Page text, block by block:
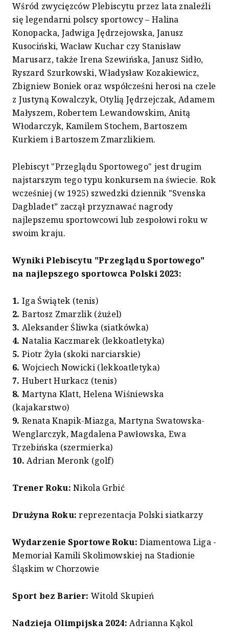
Wśród zwycięzców Plebiscytu przez lata znaleźli
się legendarni polscy sportowcy – Halina
Konopacka, Jadwiga Jędrzejowska, Janusz
Kusociński, Wacław Kuchar czy Stanisław
Marusarz, także Irena Szewińska, Janusz Sidło,
Ryszard Szurkowski, Władysław Kozakiewicz,
Zbigniew Boniek oraz współcześni herosi na czele
z Justyną Kowalczyk, Otylią Jędrzejczak, Adamem
Małyszem, Robertem Lewandowskim, Anitą
Włodarczyk, Kamilem Stochem, Bartoszem
Kurkiem i Bartoszem Zmarzlikiem.
Plebiscyt "Przeglądu Sportowego" jest drugim
najstarszym tego typu konkursem na świecie. Rok
wcześniej (w 1925) szwedzki dziennik "Svenska
Dagbladet” zaczął przyznawać nagrody
najlepszemu sportowcowi lub zespołowi roku w
swoim kraju.
Wyniki Plebiscytu "Przeglądu Sportowego"
na najlepszego sportowca Polski 2023:
1. Iga Świątek (tenis)
2. Bartosz Zmarzlik (żużel)
3. Aleksander Śliwka (siatkówka)
4. Natalia Kaczmarek (lekkoatletyka)
5. Piotr Żyła (skoki narciarskie)
6. Wojciech Nowicki (lekkoatletyka)
7. Hubert Hurkacz (tenis)
8. Martyna Klatt, Helena Wiśniewska
(kajakarstwo)
9. Renata Knapik-Miazga, Martyna Swatowska-
Wenglarczyk, Magdalena Pawłowska, Ewa
Trzebińska (szermierka)
10. Adrian Meronk (golf)
Trener Roku: Nikola Grbić
Drużyna Roku: reprezentacja Polski siatkarzy
Wydarzenie Sportowe Roku: Diamentowa Liga -
Memoriał Kamili Skolimowskiej na Stadionie
Śląskim w Chorzowie
Sport bez Barier: Witold Skupień
Nadzieja Olimpijska 2024: Adrianna Kąkol